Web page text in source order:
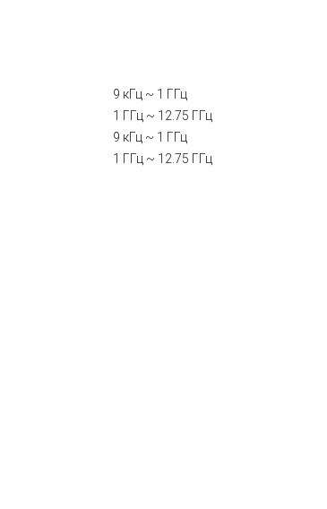
9 кГц ~ 1 ГГц
1 ГГц ~ 12.75 ГГц
9 кГц ~ 1 ГГц
1 ГГц ~ 12.75 ГГц